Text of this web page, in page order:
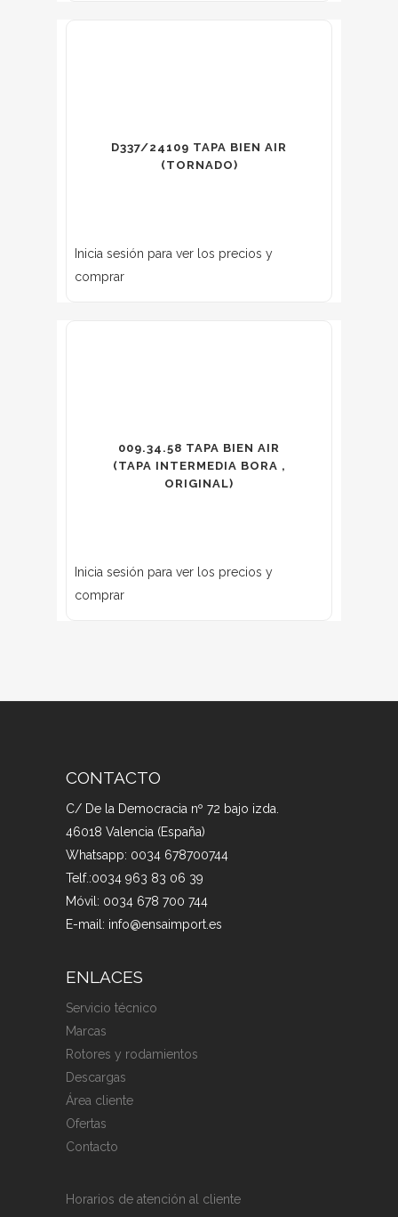
D337/24109 TAPA BIEN AIR
(TORNADO)
Inicia sesión para ver los precios y
comprar
009.34.58 TAPA BIEN AIR
(TAPA INTERMEDIA BORA ,
ORIGINAL)
Inicia sesión para ver los precios y
comprar
CONTACTO
C/ De la Democracia nº 72 bajo izda.
46018 Valencia (España)
Whatsapp: 0034 678700744
Telf.:0034 963 83 06 39
Móvil: 0034 678 700 744
E-mail: info@ensaimport.es
ENLACES
Servicio técnico
Marcas
Rotores y rodamientos
Descargas
Área cliente
Ofertas
Contacto
Horarios de atención al cliente